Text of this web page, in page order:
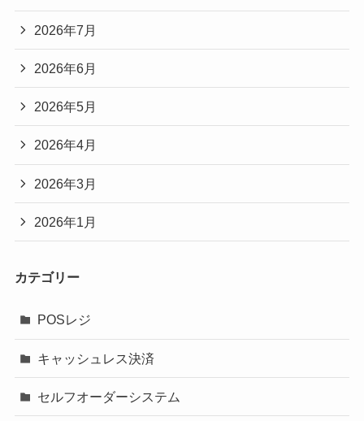
2026年7月
2026年6月
2026年5月
2026年4月
2026年3月
2026年1月
カテゴリー
POSレジ
キャッシュレス決済
セルフオーダーシステム